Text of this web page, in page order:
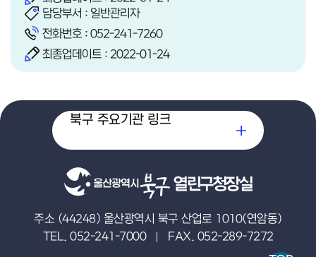
담당부서 : 일반관리자
전화번호 : 052-241-7260
최종업데이트 : 2022-01-24
열린구청장실
주소 (44248) 울산광역시 북구 산업로 1010(연암동)
TEL. 052-241-7000
FAX. 052-289-7272
북구 주요기관 링크